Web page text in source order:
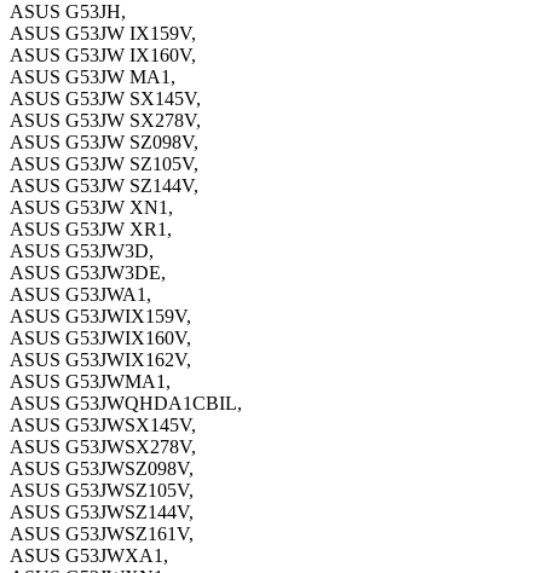
ASUS G53JH,
ASUS G53JW IX159V,
ASUS G53JW IX160V,
ASUS G53JW MA1,
ASUS G53JW SX145V,
ASUS G53JW SX278V,
ASUS G53JW SZ098V,
ASUS G53JW SZ105V,
ASUS G53JW SZ144V,
ASUS G53JW XN1,
ASUS G53JW XR1,
ASUS G53JW3D,
ASUS G53JW3DE,
ASUS G53JWA1,
ASUS G53JWIX159V,
ASUS G53JWIX160V,
ASUS G53JWIX162V,
ASUS G53JWMA1,
ASUS G53JWQHDA1CBIL,
ASUS G53JWSX145V,
ASUS G53JWSX278V,
ASUS G53JWSZ098V,
ASUS G53JWSZ105V,
ASUS G53JWSZ144V,
ASUS G53JWSZ161V,
ASUS G53JWXA1,